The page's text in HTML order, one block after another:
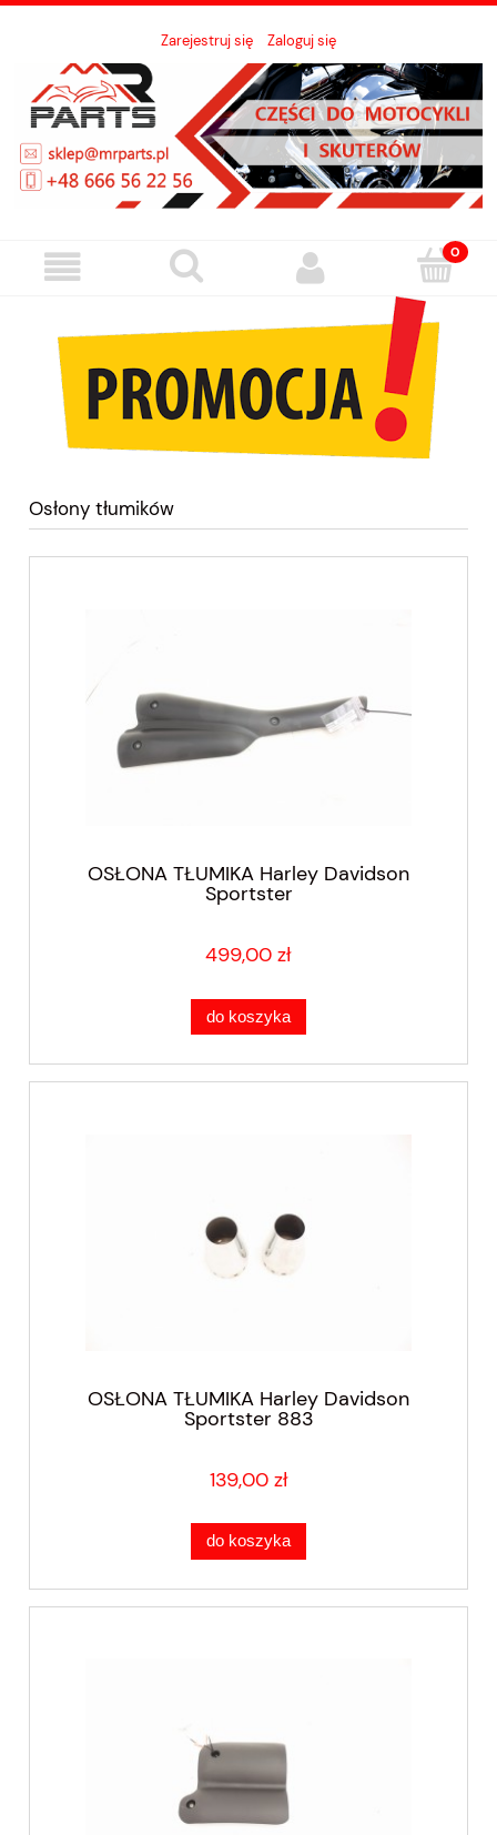
Zarejestruj się Zaloguj się
Osłony tłumików
OSŁONA TŁUMIKA Harley Davidson
Sportster
499,00 zł
do koszyka
OSŁONA TŁUMIKA Harley Davidson
Sportster 883
139,00 zł
do koszyka